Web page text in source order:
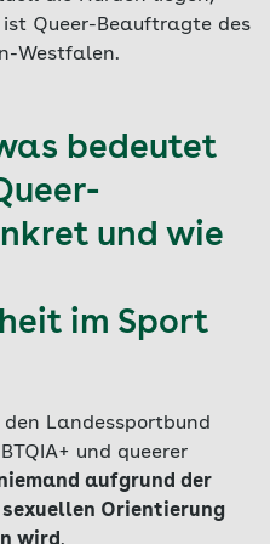
ist Queer-Beauftragte des
Westfalen.
bedeutet
und wie
im Sport
Landessportbund
und queerer
aufgrund der
Orientierung